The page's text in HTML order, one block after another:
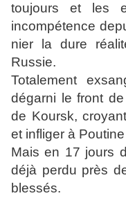
toujours et les
incompétence
nier la dure
Russie.
Totalement
dégarni le front
de Koursk,
et infliger à
Mais en 17 jours
déjà perdu près
blessés.